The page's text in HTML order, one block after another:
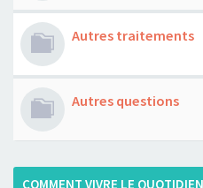
Autres traitements
Autres questions
COMMENT VIVRE LE